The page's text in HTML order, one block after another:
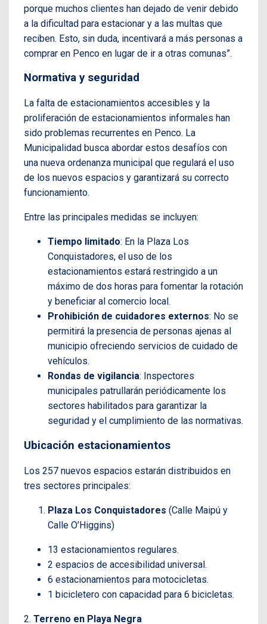
porque muchos clientes han dejado de venir debido
a la dificultad para estacionar y a las multas que
reciben. Esto, sin duda, incentivará a más personas a
comprar en Penco en lugar de ir a otras comunas”.
Normativa y seguridad
La falta de estacionamientos accesibles y la
proliferación de estacionamientos informales han
sido problemas recurrentes en Penco. La
Municipalidad busca abordar estos desafíos con
una nueva ordenanza municipal que regulará el uso
de los nuevos espacios y garantizará su correcto
funcionamiento.
Entre las principales medidas se incluyen:
Tiempo limitado: En la Plaza Los
Conquistadores, el uso de los
estacionamientos estará restringido a un
máximo de dos horas para fomentar la rotación
y beneficiar al comercio local.
Prohibición de cuidadores externos: No se
permitirá la presencia de personas ajenas al
municipio ofreciendo servicios de cuidado de
vehículos.
Rondas de vigilancia: Inspectores
municipales patrullarán periódicamente los
sectores habilitados para garantizar la
seguridad y el cumplimiento de las normativas.
Ubicación estacionamientos
Los 257 nuevos espacios estarán distribuidos en
tres sectores principales:
Plaza Los Conquistadores (Calle Maipú y
Calle O’Higgins)
13 estacionamientos regulares.
2 espacios de accesibilidad universal.
6 estacionamientos para motocicletas.
1 bicicletero con capacidad para 6 bicicletas.
2. Terreno en Playa Negra